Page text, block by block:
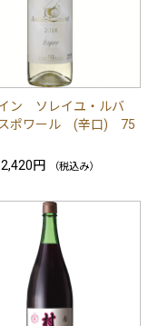
ン ソレイユ・ルバ
ポワール (辛口) 75
2,420円 （税込み）